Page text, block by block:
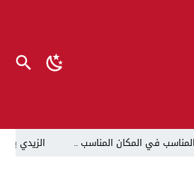
في المكان المناسب ..
الزيدي